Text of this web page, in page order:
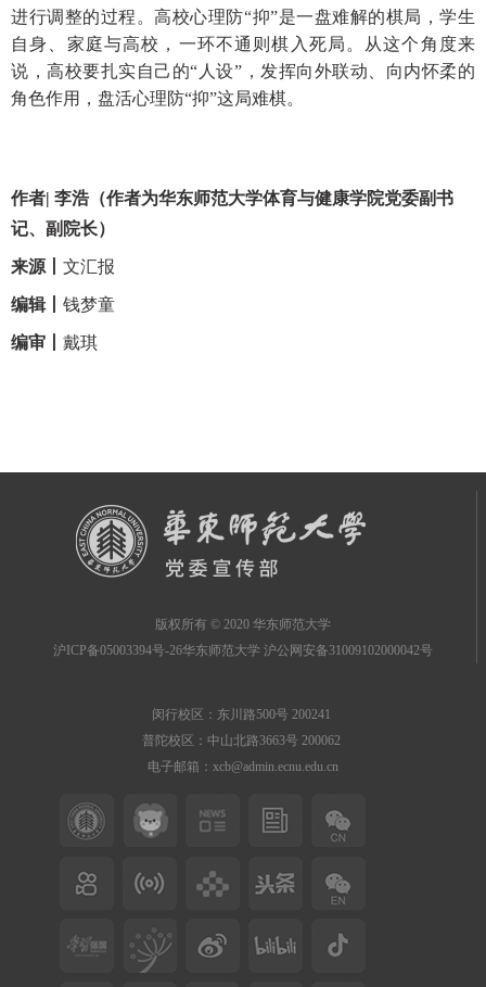
进行调整的过程。高校心理防“抑”是一盘难解的棋局，学生
自身、家庭与高校，一环不通则棋入死局。从这个角度来
说，高校要扎实自己的“人设”，发挥向外联动、向内怀柔的
角色作用，盘活心理防“抑”这局难棋。
作者| 李浩（作者为华东师范大学体育与健康学院党委副书
记、副院长）
来源丨 文汇报
编辑丨 钱梦童
编审丨 戴琪
版权所有 © 2020 华东师范大学
沪ICP备05003394号-26华东师范大学 沪公网安备31009102000042号
闵行校区：东川路500号 200241
普陀校区：中山北路3663号 200062
电子邮箱：xcb@admin.ecnu.edu.cn